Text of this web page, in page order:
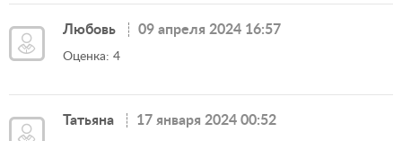
Любовь 09 апреля 2024 16:57
Оценка: 4
Татьяна 17 января 2024 00:52